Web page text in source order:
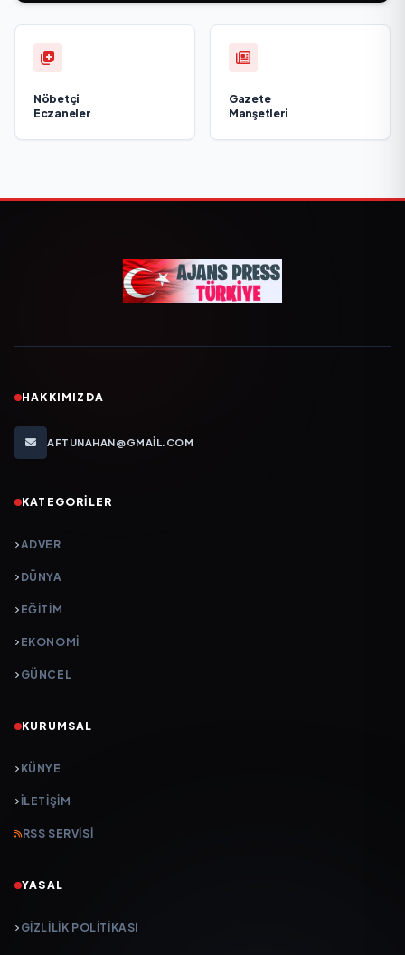
Nöbetçi
Eczaneler
Gazete
Manşetleri
HAKKIMIZDA
AFTUNAHAN@GMAIL.COM
KATEGORILER
ADVER
DÜNYA
EĞİTİM
EKONOMİ
GÜNCEL
KURUMSAL
KÜNYE
İLETIŞIM
RSS SERVISI
YASAL
GIZLILIK POLITIKASI